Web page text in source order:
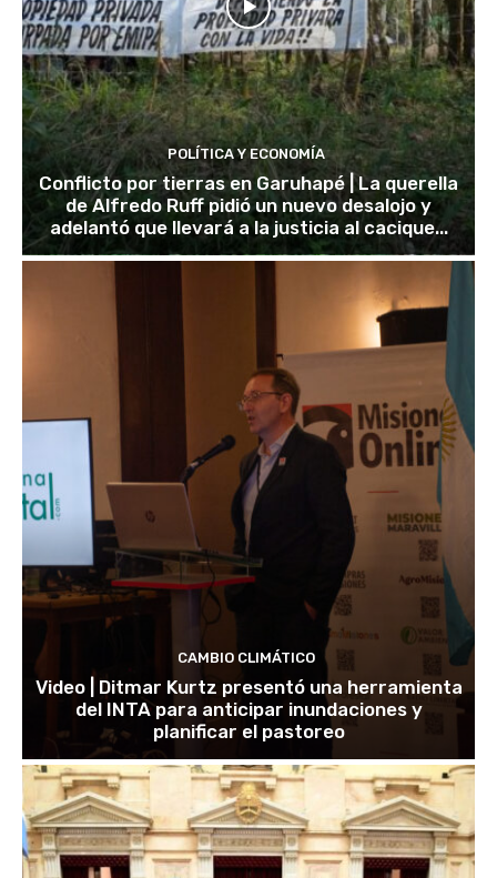
POLÍTICA Y ECONOMÍA
Conflicto por tierras en Garuhapé | La querella
de Alfredo Ruff pidió un nuevo desalojo y
adelantó que llevará a la justicia al cacique...
CAMBIO CLIMÁTICO
Video | Ditmar Kurtz presentó una herramienta
del INTA para anticipar inundaciones y
planificar el pastoreo